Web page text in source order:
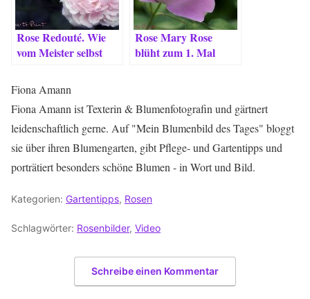
Rose Redouté. Wie
vom Meister selbst
Rose Mary Rose
blüht zum 1. Mal
Fiona Amann
Fiona Amann ist Texterin & Blumenfotografin und gärtnert
leidenschaftlich gerne. Auf "Mein Blumenbild des Tages" bloggt
sie über ihren Blumengarten, gibt Pflege- und Gartentipps und
porträtiert besonders schöne Blumen - in Wort und Bild.
Kategorien: Gartentipps, Rosen
Schlagwörter: Rosenbilder, Video
Schreibe einen Kommentar